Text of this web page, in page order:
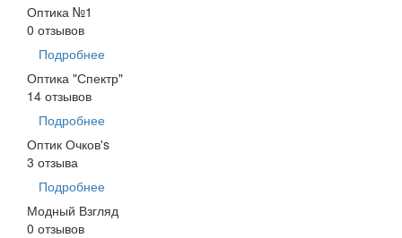
Оптика №1
0 отзывов
Подробнее
Оптика "Спектр"
14 отзывов
Подробнее
Оптик Очков's
3 отзыва
Подробнее
Модный Взгляд
0 отзывов